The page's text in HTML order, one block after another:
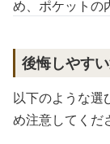
め、ポケットの
後悔しやす
以下のような選
め注意してくだ